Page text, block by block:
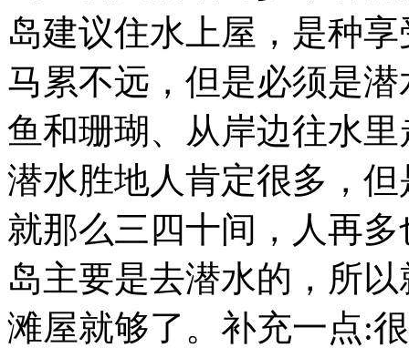
岛建议住水上屋，是种
马累不远，但是必须是
鱼和珊瑚、从岸边往水
潜水胜地人肯定很多，
就那么三四十间，人再
岛主要是去潜水的，所
滩屋就够了。补充一